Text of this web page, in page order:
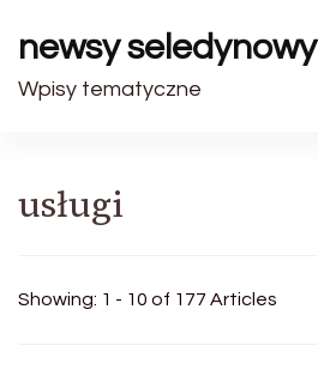
newsy seledynowy
Wpisy tematyczne
usługi
Showing: 1 - 10 of 177 Articles